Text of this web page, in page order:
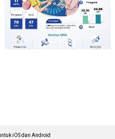
iOS dan Android